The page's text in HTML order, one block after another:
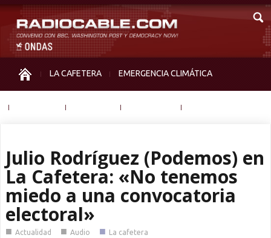
LA CAFETERA EMERGENCIA CLIMÁTICA
Julio Rodríguez (Podemos) en
La Cafetera: «No tenemos
miedo a una convocatoria
electoral»
■ Actualidad ■ Audio ■ La cafetera